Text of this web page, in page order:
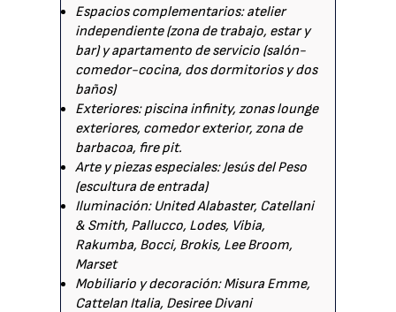
Espacios complementarios: atelier
independiente (zona de trabajo, estar y
bar) y apartamento de servicio (salón-
comedor-cocina, dos dormitorios y dos
baños)
Exteriores: piscina infinity, zonas lounge
exteriores, comedor exterior, zona de
barbacoa, fire pit.
Arte y piezas especiales: Jesús del Peso
(escultura de entrada)
Iluminación: United Alabaster, Catellani
& Smith, Pallucco, Lodes, Vibia,
Rakumba, Bocci, Brokis, Lee Broom,
Marset
Mobiliario y decoración: Misura Emme,
Cattelan Italia, Desiree Divani